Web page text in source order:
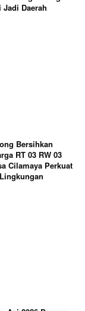
Daerah
Bersihkan
RT 03 RW 03
Cilamaya Perkuat